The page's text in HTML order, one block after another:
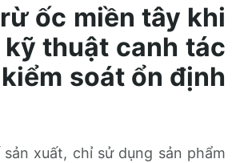
ốc miền tây khi
thuật canh tác
soát ổn định
xuất, chỉ sử dụng sản phẩm